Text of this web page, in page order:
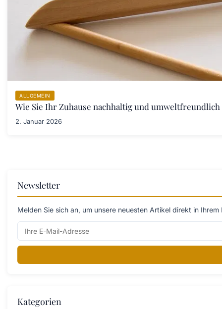
ALLGEMEIN
Wie Sie Ihr Zuhause nachhaltig und umweltfreundlich
2. Januar 2026
Newsletter
Melden Sie sich an, um unsere neuesten Artikel direkt in
Kategorien